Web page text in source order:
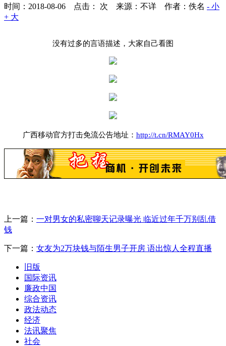
时间：2018-08-06 点击： 次 来源：不详 作者：佚名 - 小
+ 大
没有过多的言语描述，大家自己看图
广西移动官方打击免流公告地址： http://t.cn/RMAY0Hx
上一篇： 一对男女的私密聊天记录曝光 临近过年千万别乱借
钱
下一篇： 女友为2万块钱与陌生男子开房 语出惊人全程直播
旧版
国际资讯
廉政中国
综合资讯
政法动态
经济
法讯聚焦
社会